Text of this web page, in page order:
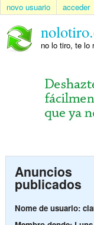
novo usuario acceder
no lo tiro, te lo
Anuncios
publicados
Nome de usuario: